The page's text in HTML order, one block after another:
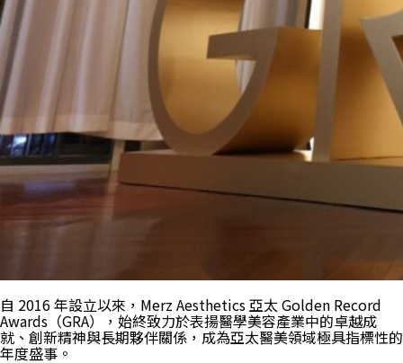
自 2016 年設立以來，Merz Aesthetics 亞太 Golden Record
Awards（GRA），始終致力於表揚醫學美容產業中的卓越成
就、創新精神與長期夥伴關係，成為亞太醫美領域極具指標性的
年度盛事。